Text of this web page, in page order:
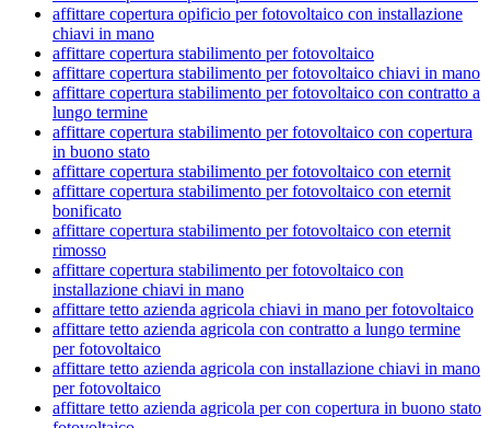
affittare copertura opificio per fotovoltaico con installazione
chiavi in mano
affittare copertura stabilimento per fotovoltaico
affittare copertura stabilimento per fotovoltaico chiavi in mano
affittare copertura stabilimento per fotovoltaico con contratto a
lungo termine
affittare copertura stabilimento per fotovoltaico con copertura
in buono stato
affittare copertura stabilimento per fotovoltaico con eternit
affittare copertura stabilimento per fotovoltaico con eternit
bonificato
affittare copertura stabilimento per fotovoltaico con eternit
rimosso
affittare copertura stabilimento per fotovoltaico con
installazione chiavi in mano
affittare tetto azienda agricola chiavi in mano per fotovoltaico
affittare tetto azienda agricola con contratto a lungo termine
per fotovoltaico
affittare tetto azienda agricola con installazione chiavi in mano
per fotovoltaico
affittare tetto azienda agricola per con copertura in buono stato